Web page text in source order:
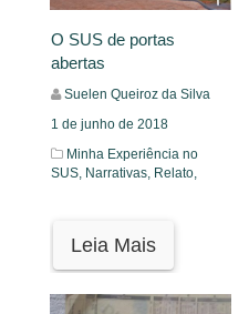
O SUS de portas
abertas
Suelen Queiroz da Silva
1 de junho de 2018
Minha Experiência no
SUS, Narrativas, Relato,
Leia Mais